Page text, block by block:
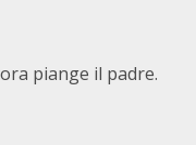
piange il padre.